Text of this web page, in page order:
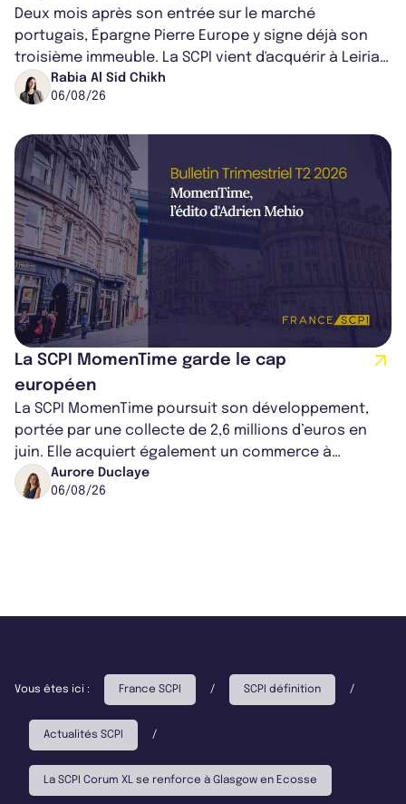
Deux mois après son entrée sur le marché
portugais, Épargne Pierre Europe y signe déjà son
troisième immeuble. La SCPI vient d'acquérir à Leiria,
dans le centre du pays, un établis...
Rabia Al Sid Chikh
06/08/26
La SCPI MomenTime garde le cap
européen
La SCPI MomenTime poursuit son développement,
portée par une collecte de 2,6 millions d’euros en
juin. Elle acquiert également un commerce à
Worcester, place une plateforme logisti...
Aurore Duclaye
06/08/26
Vous êtes ici : France SCPI / SCPI définition /
Actualités SCPI /
La SCPI Corum XL se renforce à Glasgow en Ecosse